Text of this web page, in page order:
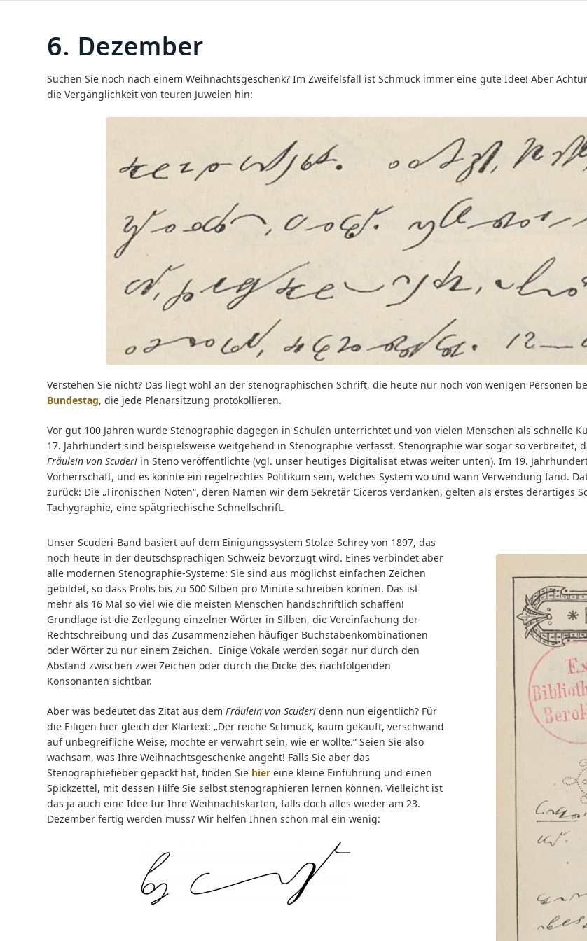
6. Dezember
Suchen Sie noch nach einem Weihnachtsgeschenk? Im Zweifelsfall ist Schmuck immer eine gute Idee! Aber
die Vergänglichkeit von teuren Juwelen hin:
Verstehen Sie nicht? Das liegt wohl an der stenographischen Schrift, die heute nur noch von wenigen Personen
Bundestag, die jede Plenarsitzung protokollieren.
Vor gut 100 Jahren wurde Stenographie dagegen in Schulen unterrichtet und von vielen Menschen als schnelle
17. Jahrhundert sind beispielsweise weitgehend in Stenographie verfasst. Stenographie war sogar so verbreitet,
Fräulein von Scuderi in Steno veröffentlichte (vgl. unser heutiges Digitalisat etwas weiter unten). Im 19.
Vorherrschaft, und es konnte ein regelrechtes Politikum sein, welches System wo und wann Verwendung fand.
zurück: Die „Tironischen Noten“, deren Namen wir dem Sekretär Ciceros verdanken, gelten als erstes
Tachygraphie, eine spätgriechische Schnellschrift.
Unser Scuderi-Band basiert auf dem Einigungssystem Stolze-Schrey von 1897, das
noch heute in der deutschsprachigen Schweiz bevorzugt wird. Eines verbindet aber
alle modernen Stenographie-Systeme: Sie sind aus möglichst einfachen Zeichen
gebildet, so dass Profis bis zu 500 Silben pro Minute schreiben können. Das ist
mehr als 16 Mal so viel wie die meisten Menschen handschriftlich schaffen!
Grundlage ist die Zerlegung einzelner Wörter in Silben, die Vereinfachung der
Rechtschreibung und das Zusammenziehen häufiger Buchstabenkombinationen
oder Wörter zu nur einem Zeichen. Einige Vokale werden sogar nur durch den
Abstand zwischen zwei Zeichen oder durch die Dicke des nachfolgenden
Konsonanten sichtbar.
Aber was bedeutet das Zitat aus dem Fräulein von Scuderi denn nun eigentlich? Für
die Eiligen hier gleich der Klartext: „Der reiche Schmuck, kaum gekauft, verschwand
auf unbegreifliche Weise, mochte er verwahrt sein, wie er wollte.“ Seien Sie also
wachsam, was Ihre Weihnachtsgeschenke angeht! Falls Sie aber das
Stenographiefieber gepackt hat, finden Sie hier eine kleine Einführung und einen
Spickzettel, mit dessen Hilfe Sie selbst stenographieren lernen können. Vielleicht ist
das ja auch eine Idee für Ihre Weihnachtskarten, falls doch alles wieder am 23.
Dezember fertig werden muss? Wir helfen Ihnen schon mal ein wenig: